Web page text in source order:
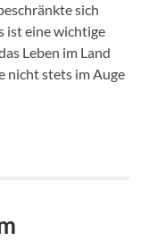
sich
ist eine wichtige
Leben im Land
nicht stets im Auge